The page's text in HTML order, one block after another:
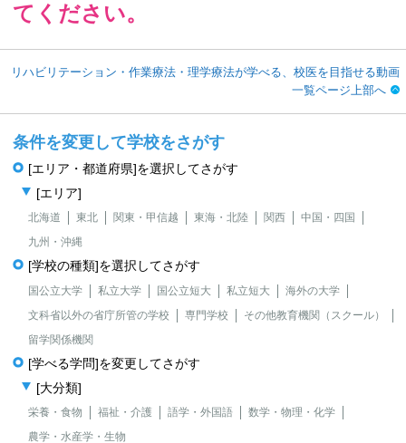
てください。
リハビリテーション・作業療法・理学療法が学べる、校医を目指せる動画
一覧ページ上部へ
条件を変更して学校をさがす
[エリア・都道府県]を選択してさがす
[エリア]
北海道 東北 関東・甲信越 東海・北陸 関西
中国・四国
九州・沖縄
[学校の種類]を選択してさがす
国公立大学 私立大学 国公立短大 私立短大
海外の大学
文科省以外の省庁所管の学校
専門学校
その他教育機関（スクール）
留学関係機関
[学べる学問]を変更してさがす
[大分類]
栄養・食物 福祉・介護 語学・外国語
数学・物理・化学
農学・水産学・生物